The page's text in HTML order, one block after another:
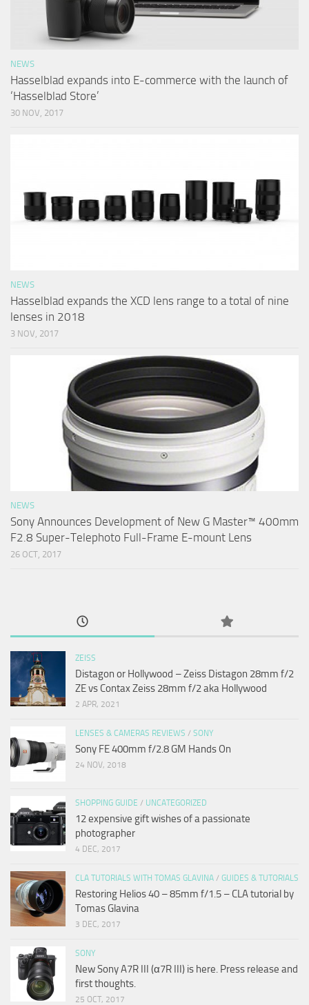
NEWS
Hasselblad expands into E-commerce with the launch of
‘Hasselblad Store’
30 NOV, 2017
NEWS
Hasselblad expands the XCD lens range to a total of nine
lenses in 2018
3 NOV, 2017
NEWS
Sony Announces Development of New G Master™ 400mm
F2.8 Super-Telephoto Full-Frame E-mount Lens
26 OCT, 2017
ZEISS
Distagon or Hollywood – Zeiss Distagon 28mm f/2
ZE vs Contax Zeiss 28mm f/2 aka Hollywood
2 APR, 2021
LENSES & CAMERAS REVIEWS / SONY
Sony FE 400mm f/2.8 GM Hands On
24 NOV, 2018
SHOPPING GUIDE / UNCATEGORIZED
12 expensive gift wishes of a passionate
photographer
4 DEC, 2017
CLA TUTORIALS WITH TOMAS GLAVINA / GUIDES & TUTORIALS
Restoring Helios 40 – 85mm f/1.5 – CLA tutorial by
Tomas Glavina
3 DEC, 2017
SONY
New Sony A7R III (α7R III) is here. Press release and
first thoughts.
25 OCT, 2017